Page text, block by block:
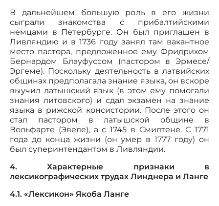
В дальнейшем большую роль в его жизни
сыграли знакомства с прибалтийскими
немцами в Петербурге. Он был приглашен в
Ливляндию и в 1736 году занял там вакантное
место пастора, предложенное ему Фридрихом
Бернардом Блауфуссом (пастором в Эрмесе/
Эргеме). Поскольку деятельность в латвийских
общинах предполагала знание языка, он вскоре
выучил латышский язык (в этом ему помогали
знания литовского) и сдал экзамен на знание
языка в рижской консистории. После этого он
стал пастором в латышской общине в
Вольфарте (Эвеле), а с 1745 в Смилтене. С 1771
года до конца жизни (он умер в 1777 году) он
был суперинтендантом в Ливляндии.
4. Характерные признаки в
лексикографических трудах Линднера и Ланге
4.1. «Лексикон» Якоба Ланге